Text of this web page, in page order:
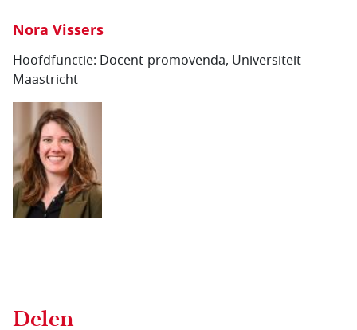
Nora Vissers
Hoofdfunctie: Docent-promovenda, Universiteit
Maastricht
Delen